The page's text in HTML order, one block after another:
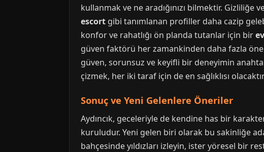
kullanmak ve ne aradığınızı bilmektir.
escort gibi tanımlanan profiller daha cazip
konfor ve rahatlığı ön planda tutanlar için bir
güven faktörü her zamankinden daha fazla öne
güven, sorunsuz ve keyifli bir deneyimin
çizmek, her iki taraf için de en sağlıklısı
Sonuç ve Yeni Gelenlere Öneriler
Aydıncık, geceleriyle de kendine has bir
kuruludur. Yeni gelen biri olarak bu sakinliğe
bahçesinde yıldızları izleyin, ister yöresel bir